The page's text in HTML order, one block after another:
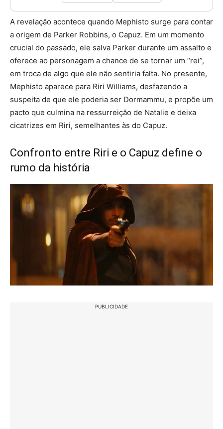
A revelação acontece quando Mephisto surge para contar
a origem de Parker Robbins, o Capuz. Em um momento
crucial do passado, ele salva Parker durante um assalto e
oferece ao personagem a chance de se tornar um “rei”,
em troca de algo que ele não sentiria falta. No presente,
Mephisto aparece para Riri Williams, desfazendo a
suspeita de que ele poderia ser Dormammu, e propõe um
pacto que culmina na ressurreição de Natalie e deixa
cicatrizes em Riri, semelhantes às do Capuz.
Confronto entre Riri e o Capuz define o
rumo da história
PUBLICIDADE